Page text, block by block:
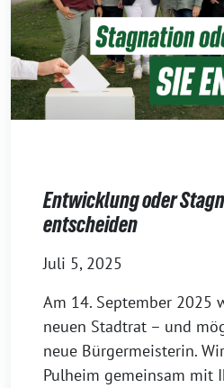
Entwicklung oder
entscheiden
Juli 5, 2025
Am 14. September 2025
neuen Stadtrat – und
neue Bürgermeisterin.
Pulheim gemeinsam mit